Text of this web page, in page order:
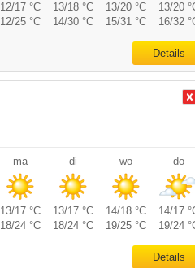
12/17 °C 13/18 °C 13/20 °C
13/20
12/25 °C 14/30 °C 15/31 °C 16/32
Details
ma di wo do
13/17 °C 13/17 °C 14/18 °C
14/17
18/24 °C 18/24 °C 19/25 °C 19/24
Details